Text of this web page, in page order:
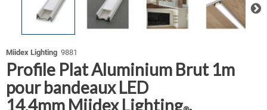
Miidex Lighting 9881
Profile Plat Aluminium Brut 1m
pour bandeaux LED
14,4mm Miidex Lighting .